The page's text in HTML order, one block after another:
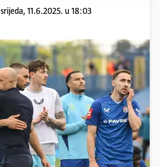
srijeda, 11.6.2025. u 18:03